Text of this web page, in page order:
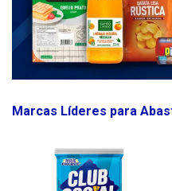
Marcas Líderes para